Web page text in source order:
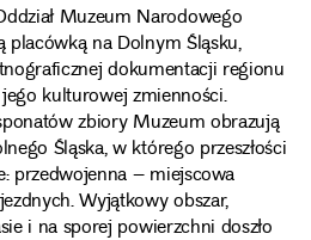
Muzeum Narodowego
placówką na Dolnym Śląsku,
dokumentacji regionu
kulturowej zmienności.
zbiory Muzeum obrazują
Śląska, w którego przeszłości
przedwojenna – miejscowa
Wyjątkowy obszar,
i na sporej powierzchni doszło